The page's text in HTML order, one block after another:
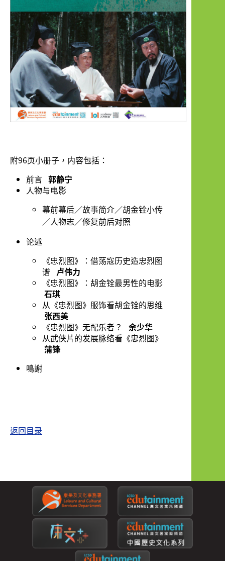
附96页小册子，内容包括：
前言 郭静宁
人物与电影
幕前幕后／故事简介／胡金铨小传
／人物志／修复前后对照
论述
《忠烈图》：借荡寇历史造忠烈图
谱 卢伟力
《忠烈图》：胡金铨最男性的电影
石琪
从《忠烈图》服饰看胡金铨的思维
张西美
《忠烈图》无配乐者？ 余少华
从武侠片的发展脉络看《忠烈图》
蒲锋
鳴謝
返回目录